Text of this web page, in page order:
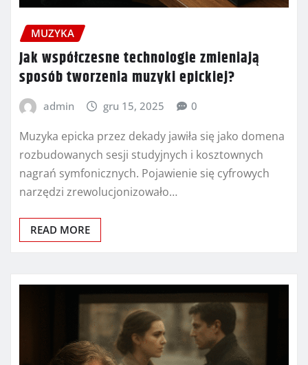
MUZYKA
Jak współczesne technologie zmieniają
sposób tworzenia muzyki epickiej?
admin gru 15, 2025 0
Muzyka epicka przez dekady jawiła się jako domena
rozbudowanych sesji studyjnych i kosztownych
nagrań symfonicznych. Pojawienie się cyfrowych
narzędzi zrewolucjonizowało…
READ MORE